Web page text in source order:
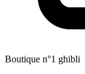
Boutique n°1 ghibli